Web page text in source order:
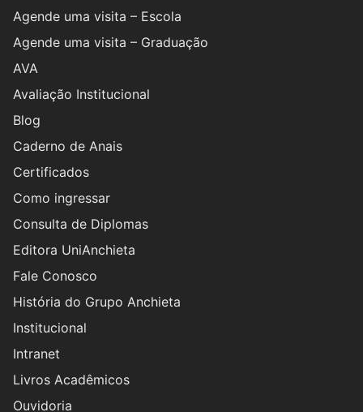
Agende uma visita – Escola
Agende uma visita – Graduação
AVA
Avaliação Institucional
Blog
Caderno de Anais
Certificados
Como ingressar
Consulta de Diplomas
Editora UniAnchieta
Fale Conosco
História do Grupo Anchieta
Institucional
Intranet
Livros Acadêmicos
Ouvidoria